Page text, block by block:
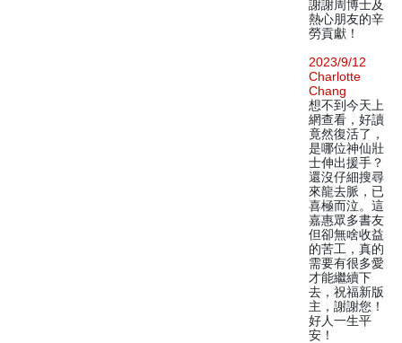
謝謝周博士及
熱心朋友的辛
勞貢獻！
2023/9/12
Charlotte
Chang
想不到今天上
網查看，好讀
竟然復活了，
是哪位神仙壯
士伸出援手？
還沒仔細搜尋
來龍去脈，已
喜極而泣。這
嘉惠眾多書友
但卻無啥收益
的苦工，真的
需要有很多愛
才能繼續下
去，祝福新版
主，謝謝您！
好人一生平
安！